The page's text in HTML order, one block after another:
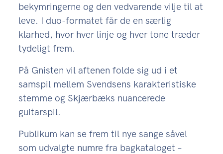
bekymringerne og den vedvarende vilje til at
leve. I duo-formatet får de en særlig
klarhed, hvor hver linje og hver tone træder
tydeligt frem.
På Gnisten vil aftenen folde sig ud i et
samspil mellem Svendsens karakteristiske
stemme og Skjærbæks nuancerede
guitarspil.
Publikum kan se frem til nye sange såvel
som udvalgte numre fra bagkataloget –